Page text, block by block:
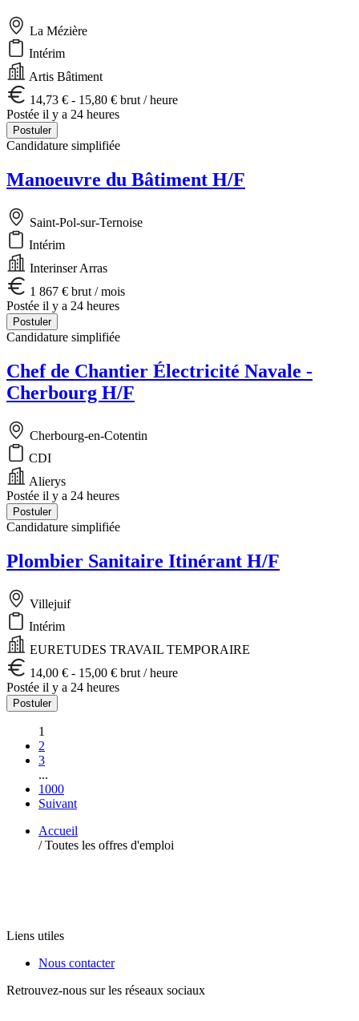
La Mézière
Intérim
Artis Bâtiment
14,73 € - 15,80 € brut / heure
Postée il y a 24 heures
Postuler
Candidature simplifiée
Manoeuvre du Bâtiment H/F
Saint-Pol-sur-Ternoise
Intérim
Interinser Arras
1 867 € brut / mois
Postée il y a 24 heures
Postuler
Candidature simplifiée
Chef de Chantier Électricité Navale -
Cherbourg H/F
Cherbourg-en-Cotentin
CDI
Alierys
Postée il y a 24 heures
Postuler
Candidature simplifiée
Plombier Sanitaire Itinérant H/F
Villejuif
Intérim
EURETUDES TRAVAIL TEMPORAIRE
14,00 € - 15,00 € brut / heure
Postée il y a 24 heures
Postuler
1
2
3
...
1000
Suivant
Accueil
/ Toutes les offres d'emploi
Liens utiles
Nous contacter
Retrouvez-nous sur les réseaux sociaux